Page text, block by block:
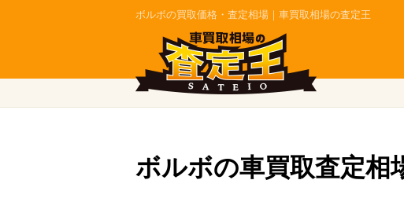
ボルボの買取価格・査定相場｜車買取相場の査定王
ボルボの車買取査定相